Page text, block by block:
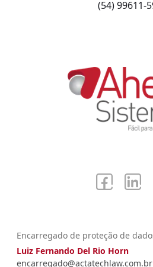
(54) 99611-
Encarregado de proteção de
Luiz Fernando Del Rio Horn
encarregado@actatechlaw.com.br